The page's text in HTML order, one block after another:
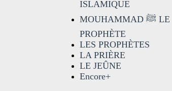
ISLAMIQUE
MOUHAMMAD ﷺ LE
PROPHÈTE
LES PROPHÈTES
LA PRIÈRE
LE JEÛNE
Encore+